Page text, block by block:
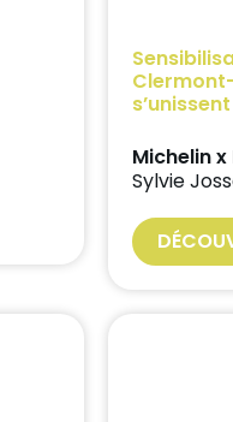
Michelin x
Sylvie